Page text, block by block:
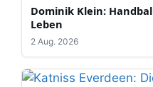
Dominik Klein:
Leben
2 Aug. 2026